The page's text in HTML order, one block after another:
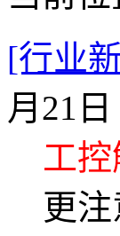
[行业
月21日
工
更